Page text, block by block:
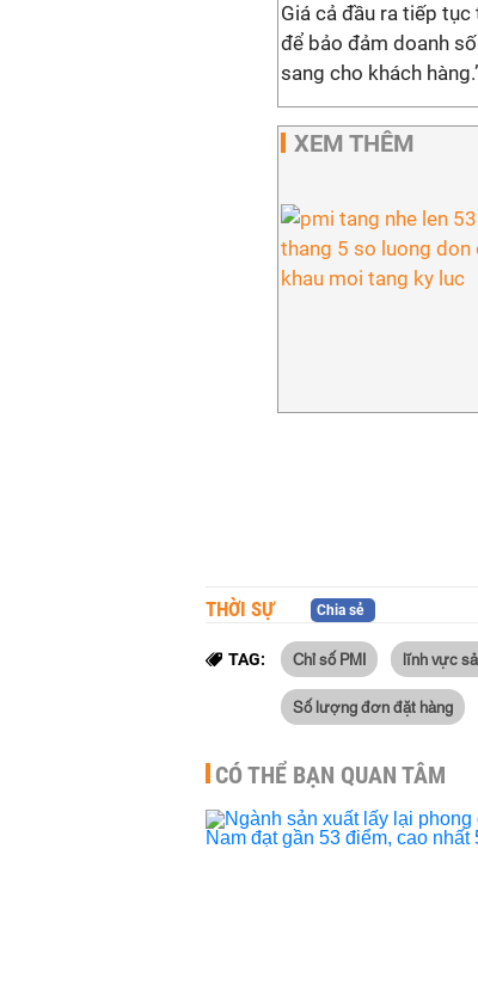
Giá cả đầu ra tiếp
để bảo đảm doanh
sang cho khách
XEM THÊM
THỜI SỰ Chia sẻ
TAG: Chỉ số PMI lĩnh vực
Số lượng đơn đặt hàng
CÓ THỂ BẠN QUAN TÂM